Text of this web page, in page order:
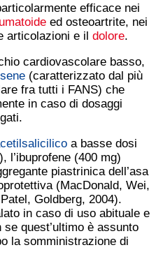
efficace nei
ed osteoartrite, nei
articolazioni e il dolore.
cardiovascolare basso,
(caratterizzato dal più
fra tutti i FANS) che
in caso di dosaggi
a basse dosi
l’ibuprofene (400 mg)
piastrinica dell’asa
(MacDonald, Wei,
Goldberg, 2004).
in caso di uso abituale e
quest’ultimo è assunto
la somministrazione di